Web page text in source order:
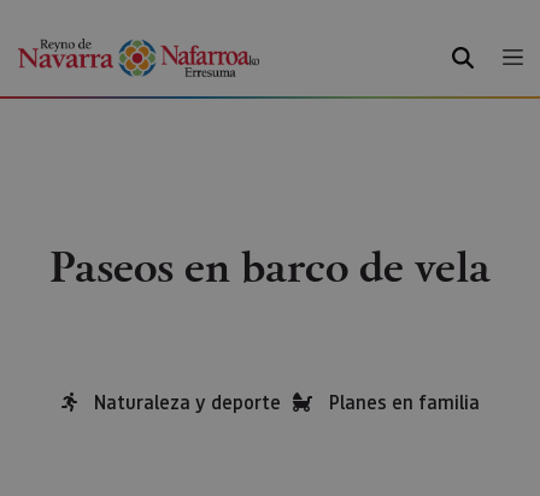
BUSCAR
Paseos en barco de vela
Naturaleza y deporte Planes en familia